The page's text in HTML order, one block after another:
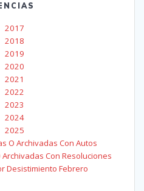
2017
2018
2019
2020
2021
2022
2023
2024
2025
O Archivadas Con Autos
Con Resoluciones
Desistimiento Febrero